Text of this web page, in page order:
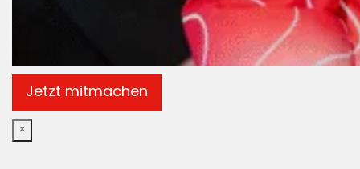
Jetzt mitmachen
×